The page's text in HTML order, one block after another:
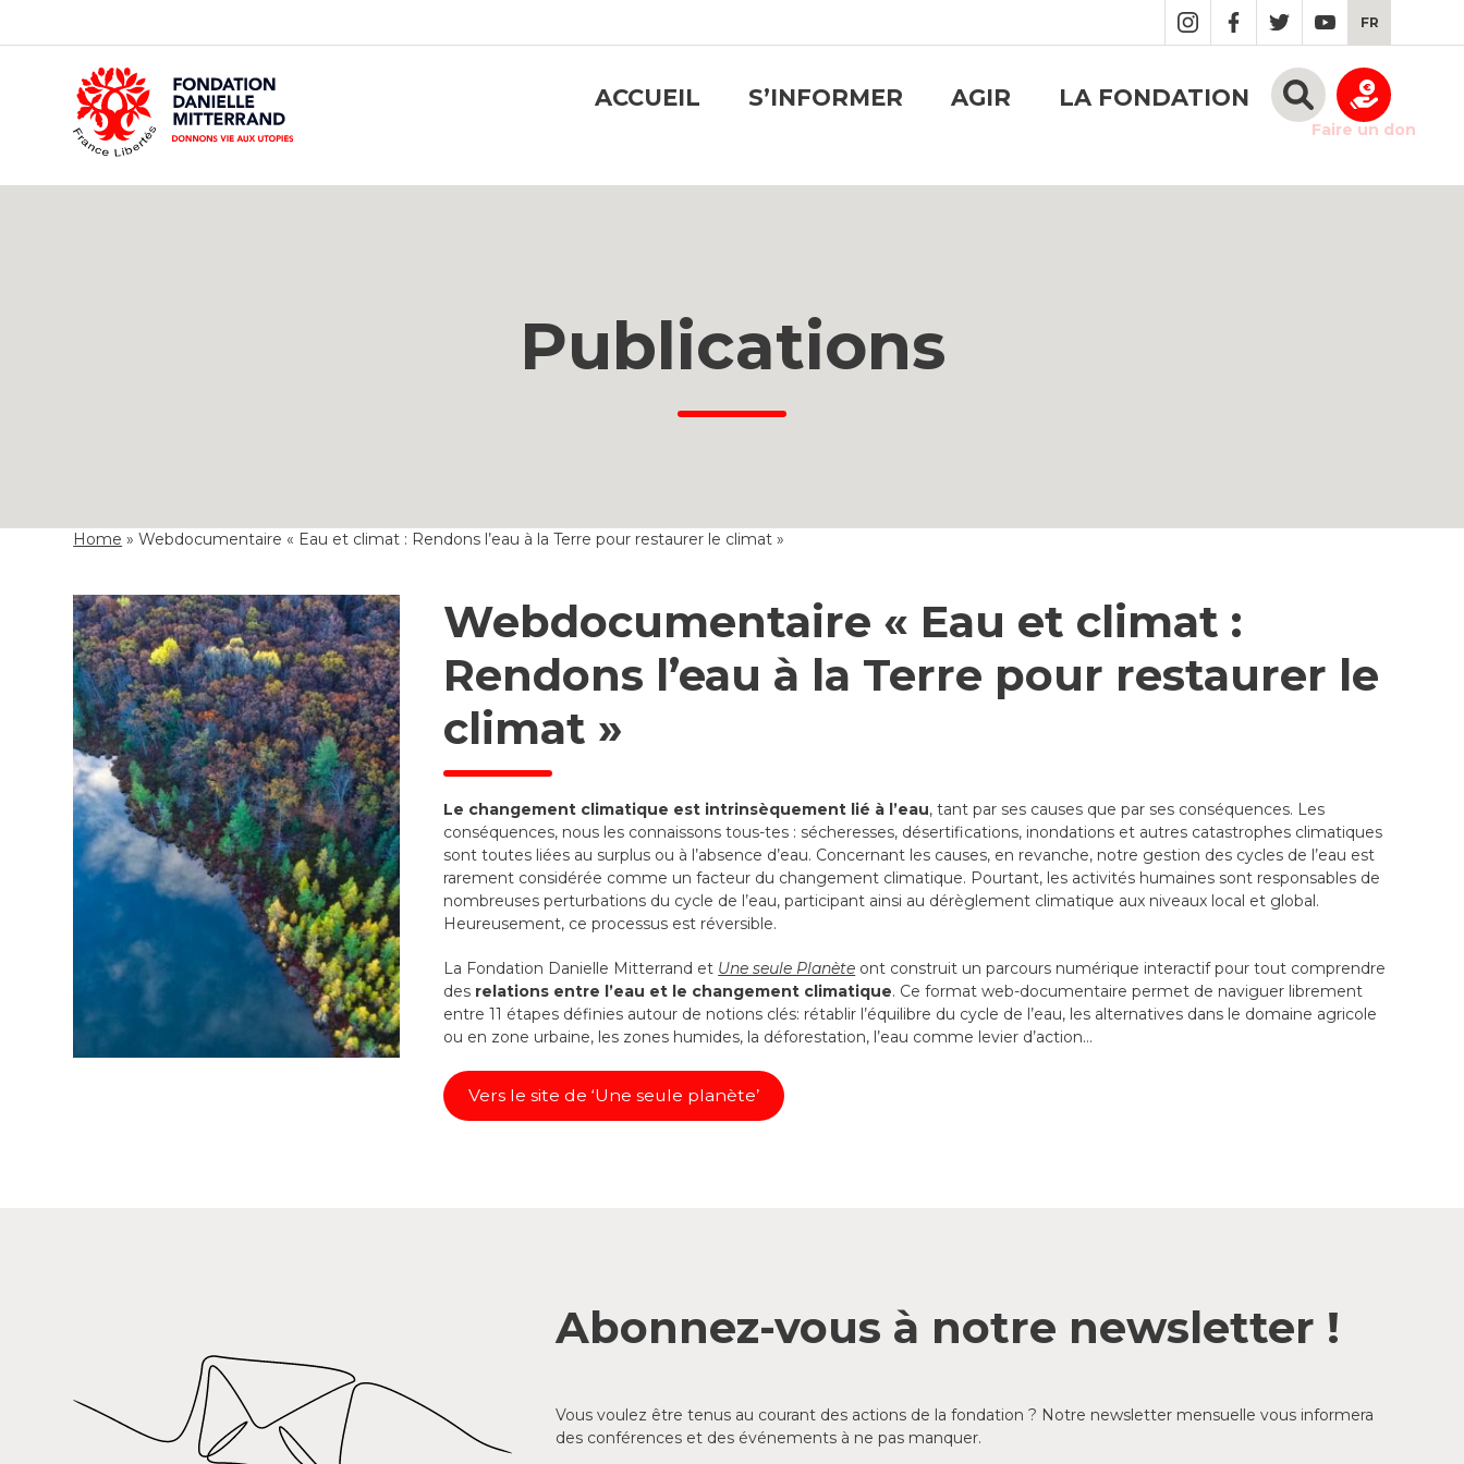
CONTENT
FR
ACCUEIL S’INFORMER AGIR LA FONDATION
Faire un don
Publications
Home »Webdocumentaire « Eau et climat : Rendons l’eau à la Terre pour restaurer le climat »
Webdocumentaire « Eau et climat :
Rendons l’eau à la Terre pour restaurer le
climat »
Le changement climatique est intrinsèquement lié à l’eau, tant par ses causes que par ses conséquences. Les
conséquences, nous les connaissons tous-tes : sécheresses, désertifications, inondations et autres catastrophes climatiques
sont toutes liées au surplus ou à l’absence d’eau. Concernant les causes, en revanche, notre gestion des cycles de l’eau est
rarement considérée comme un facteur du changement climatique. Pourtant, les activités humaines sont responsables de
nombreuses perturbations du cycle de l’eau, participant ainsi au dérèglement climatique aux niveaux local et global.
Heureusement, ce processus est réversible.
La Fondation Danielle Mitterrand et Une seule Planète ont construit un parcours numérique interactif pour tout comprendre
des relations entre l’eau et le changement climatique. Ce format web-documentaire permet de naviguer librement
entre 11 étapes définies autour de notions clés: rétablir l’équilibre du cycle de l’eau, les alternatives dans le domaine agricole
ou en zone urbaine, les zones humides, la déforestation, l’eau comme levier d’action…
Vers le site de ‘Une seule planète’
Abonnez-vous à notre newsletter !
Vous voulez être tenus au courant des actions de la fondation ? Notre newsletter mensuelle vous informera
des conférences et des événements à ne pas manquer.